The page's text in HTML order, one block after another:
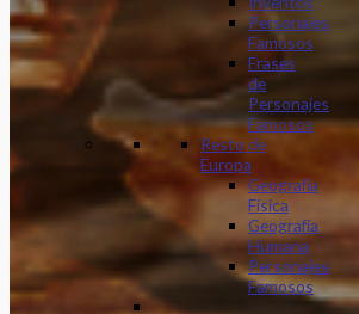
Personajes
Famosos
Frases
de
Personajes
Famosos
Resto de
Europa
Geografía
Física
Geografía
Humana
Personajes
Famosos